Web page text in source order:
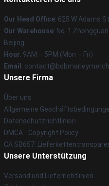
Our Head Office: 625 W Adams
Our Warehouse: No. 1
Beijing
Hour: 9AM – 5PM (Mon – Fri)
Email :
Unsere Firma
Über uns
Allgemeine
Datenschutzrichtlinien
DMCA - Copyright Policy
CA SB657:
Unsere Unterstützung
Versand und Lieferrichtlinien